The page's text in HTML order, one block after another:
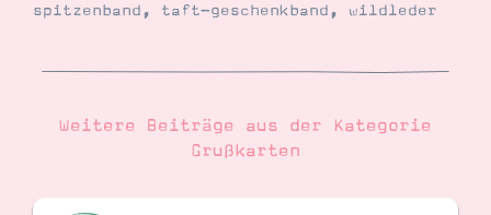
spitzenband, taft-geschenkband, wildleder
Weitere Beiträge aus der Kategorie
Grußkarten